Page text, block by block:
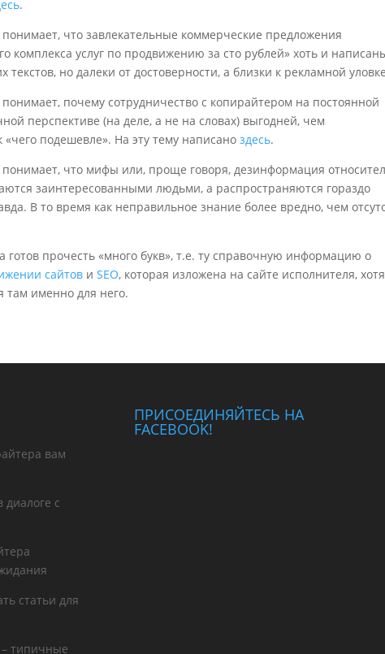
.
понимает, что завлекательные коммерческие предложения
комплекса услуг по продвижению за сто рублей» хоть и
текстов, но далеки от достоверности, а близки к рекламной
понимает, почему сотрудничество с копирайтером на постоянной
перспективе (на деле, а не на словах) выгодней, чем
подешевле». На эту тему написано здесь.
понимает, что мифы или, проще говоря, дезинформация
заинтересованными людьми, а распространяются гораздо
В то время как неправильное знание более вредно, чем
готов прочесть «много букв», т.е. ту справочную информацию о
сайтови SEO, которая изложена на сайте исполнителя,
там именно для него.
вам
с
статьи для
– типичные
ПРИСОЕДИНЯЙТЕСЬ НА
FACEBOOK!